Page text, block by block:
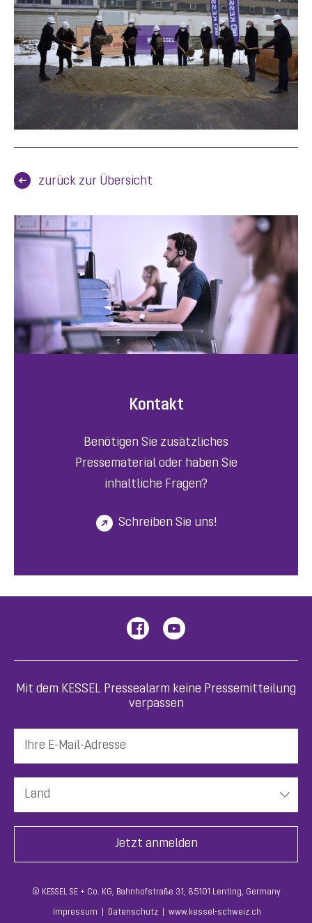
zurück zur Übersicht
Kontakt
Benötigen Sie zusätzliches
Pressematerial oder haben Sie
inhaltliche Fragen?
Schreiben Sie uns!
Mit dem KESSEL Pressealarm keine Pressemitteilung
verpassen
© KESSEL SE + Co. KG, Bahnhofstraße 31, 85101 Lenting, Germany
Impressum Datenschutz www.kessel-schweiz.ch